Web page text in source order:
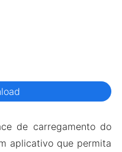
de carregamento do
aplicativo que permita